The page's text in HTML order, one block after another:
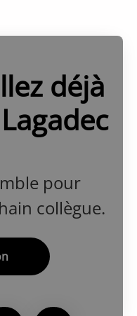
déjà
pour
collègue.